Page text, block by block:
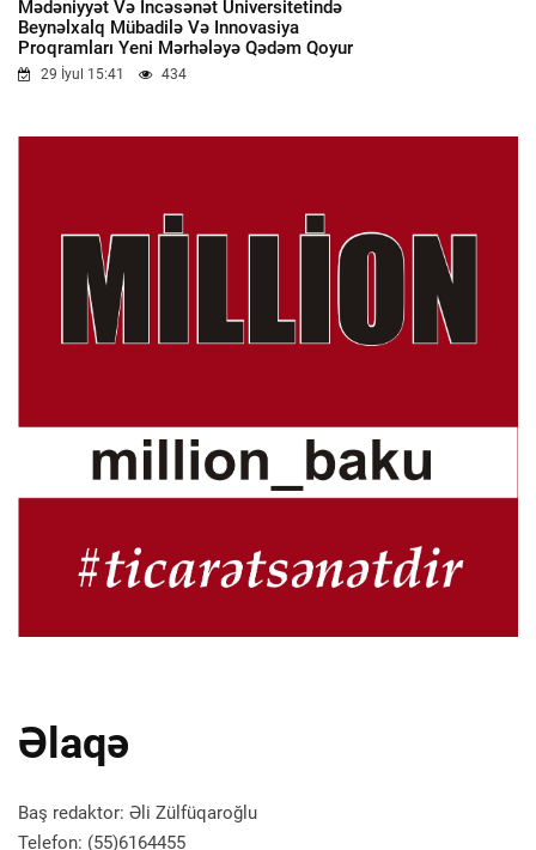
Mədəniyyət Və İncəsənət Universitetində
Beynəlxalq Mübadilə Və Innovasiya
Proqramları Yeni Mərhələyə Qədəm Qoyur
29 İyul 15:41 434
Əlaqə
Baş redaktor: Əli Zülfüqaroğlu
Telefon: (55)6164455